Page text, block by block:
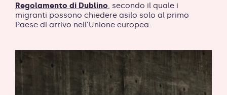
Regolamento di Dublino, secondo il quale i
migranti possono chiedere asilo solo al primo
Paese di arrivo nell’Unione europea.